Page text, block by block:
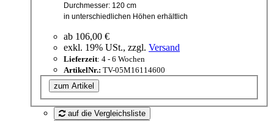
Durchmesser: 120 cm
in unterschiedlichen Höhen erhältlich
ab 106,00 €
exkl. 19% USt., zzgl. Versand
Lieferzeit: 4 - 6 Wochen
ArtikelNr.: TV-05M16114600
zum Artikel
auf die Vergleichsliste